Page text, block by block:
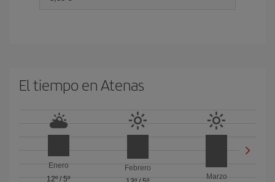
El tiempo en Atenas
Enero
12º/5º
Febrero
Marzo